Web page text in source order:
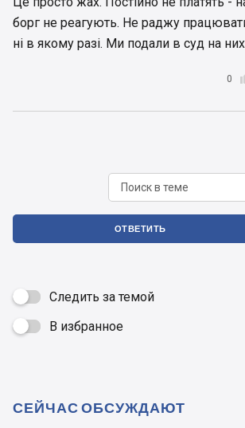
борг не реагують. Не раджу
ні в якому разі. Ми подали в суд на
0
ОТВЕТИТЬ
Следить за темой
 В избранное
СЕЙЧАС ОБСУЖДАЮТ